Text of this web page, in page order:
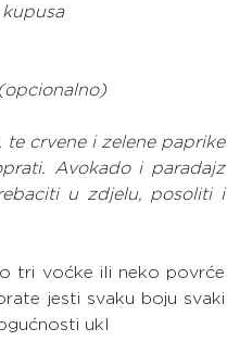
crvene i zelene paprike
Avokado i paradajz
u zdjelu, posoliti i
tri voćke ili neko povrće
jesti svaku boju svaki
ukl